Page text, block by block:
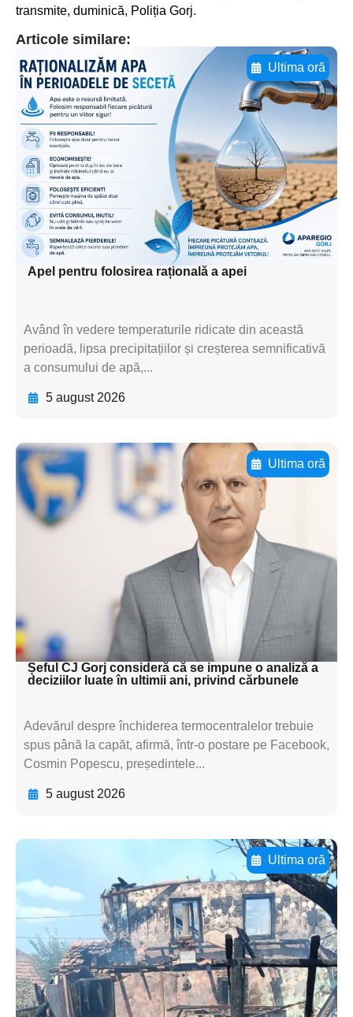
transmite, duminică, Poliția Gorj.
Articole similare:
Ultima oră
Adaugă aici textul pentru
subtitluAdaugă aici
textul pentru
subtitluAdaugă aici
textul pentru
subtitluAdaugă aici
textul pentru subti
Apel pentru folosirea rațională a apei
Având în vedere temperaturile ridicate din această
perioadă, lipsa precipitațiilor și creșterea semnificativă
a consumului de apă,...
5 august 2026
Ultima oră
Adaugă aici textul pentru
subtitluAdaugă aici
textul pentru
subtitluAdaugă aici
textul pentru
subtitluAdaugă aici
textul pentru subti
Șeful CJ Gorj consideră că se impune o analiză a
deciziilor luate în ultimii ani, privind cărbunele
Adevărul despre închiderea termocentralelor trebuie
spus până la capăt, afirmă, într-o postare pe Facebook,
Cosmin Popescu, președintele...
5 august 2026
Ultima oră
Adaugă aici textul pentru
subtitluAdaugă aici
textul pentru
subtitluAdaugă aici
textul pentru